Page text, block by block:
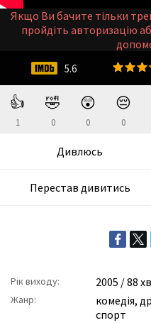
👍
1
🤣
0
😲
0
😔
0
Дивлюсь
Перестав дивитись
Рік виходу: 2005 / 88
Жанр: комедія,
спорт
5.6
Якщо Ви бачите тільки
пройдіть авторизацію